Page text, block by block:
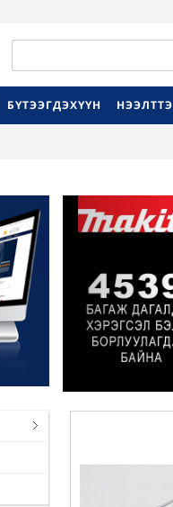
БҮТЭЭГДЭХҮҮН